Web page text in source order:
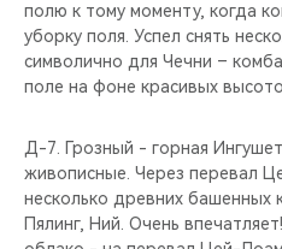
полю к тому моменту, когда
уборку поля. Успел снять
символично для Чечни –
поле на фоне красивых
Д-7. Грозный - горная
живописные. Через перевал
несколько древних башенных
Пялинг, Ний. Очень